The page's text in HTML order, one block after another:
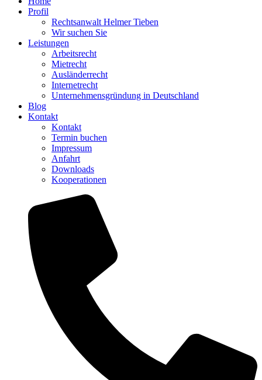
Profil
Rechtsanwalt Helmer Tieben
Wir suchen Sie
Leistungen
Arbeitsrecht
Mietrecht
Ausländerrecht
Internetrecht
Unternehmensgründung in Deutschland
Blog
Kontakt
Kontakt
Termin buchen
Impressum
Anfahrt
Downloads
Kooperationen